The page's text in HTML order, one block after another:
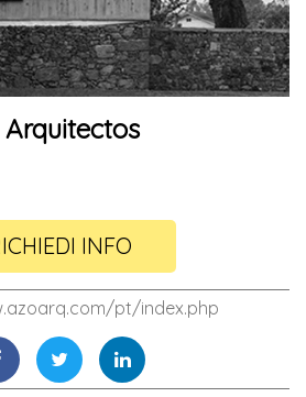
INFO
pt/index.php